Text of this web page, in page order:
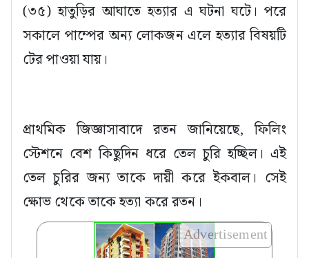
(৩৫) হাতুড়ির আঘাতে হত্যার এ ঘটনা ঘটে। পরে
সকালে পাম্পের অন্য লোকজন এলে হত্যার বিষয়টি
টের পাওয়া যায়।
প্রাথমিক জিজ্ঞাসাবাদে রতন জানিয়েছে, ফিলিং
স্টেশনে বেশ কিছুদিন ধরে তেল চুরি হচ্ছিল। এই
তেল চুরির জন্য তাকে দায়ী করে ইকবাল। সেই
ক্ষোভ থেকে তাকে হত্যা করে রতন।
Advertisement